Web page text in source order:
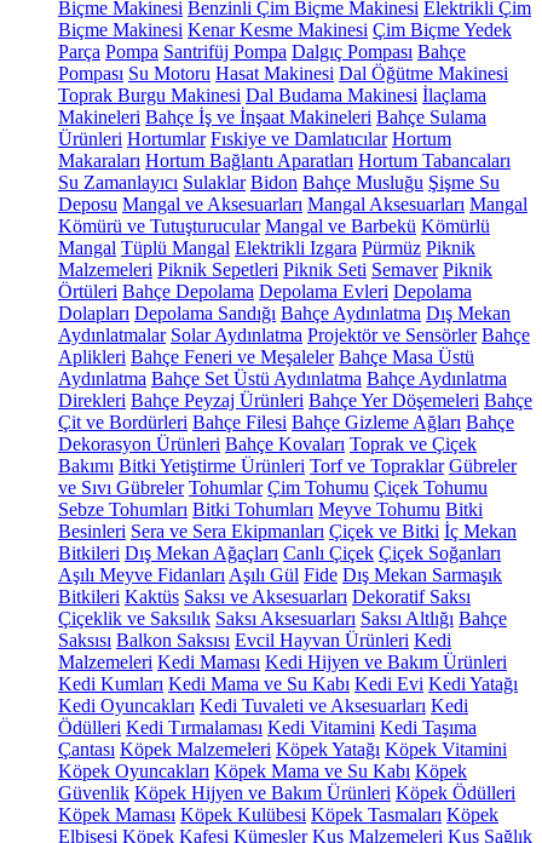
Biçme Makinesi Benzinli Çim Biçme Makinesi Elektrikli Çim
Biçme Makinesi Kenar Kesme Makinesi Çim Biçme Yedek
Parça Pompa Santrifüj Pompa Dalgıç Pompası Bahçe
Pompası Su Motoru Hasat Makinesi Dal Öğütme Makinesi
Toprak Burgu Makinesi Dal Budama Makinesi İlaçlama
Makineleri Bahçe İş ve İnşaat Makineleri Bahçe Sulama
Ürünleri Hortumlar Fıskiye ve Damlatıcılar Hortum
Makaraları Hortum Bağlantı Aparatları Hortum Tabancaları
Su Zamanlayıcı Sulaklar Bidon Bahçe Musluğu Şişme Su
Deposu Mangal ve Aksesuarları Mangal Aksesuarları Mangal
Kömürü ve Tutuşturucular Mangal ve Barbekü Kömürlü
Mangal Tüplü Mangal Elektrikli Izgara Pürmüz Piknik
Malzemeleri Piknik Sepetleri Piknik Seti Semaver Piknik
Örtüleri Bahçe Depolama Depolama Evleri Depolama
Dolapları Depolama Sandığı Bahçe Aydınlatma Dış Mekan
Aydınlatmalar Solar Aydınlatma Projektör ve Sensörler Bahçe
Aplikleri Bahçe Feneri ve Meşaleler Bahçe Masa Üstü
Aydınlatma Bahçe Set Üstü Aydınlatma Bahçe Aydınlatma
Direkleri Bahçe Peyzaj Ürünleri Bahçe Yer Döşemeleri Bahçe
Çit ve Bordürleri Bahçe Filesi Bahçe Gizleme Ağları Bahçe
Dekorasyon Ürünleri Bahçe Kovaları Toprak ve Çiçek
Bakımı Bitki Yetiştirme Ürünleri Torf ve Topraklar Gübreler
ve Sıvı Gübreler Tohumlar Çim Tohumu Çiçek Tohumu
Sebze Tohumları Bitki Tohumları Meyve Tohumu Bitki
Besinleri Sera ve Sera Ekipmanları Çiçek ve Bitki İç Mekan
Bitkileri Dış Mekan Ağaçları Canlı Çiçek Çiçek Soğanları
Aşılı Meyve Fidanları Aşılı Gül Fide Dış Mekan Sarmaşık
Bitkileri Kaktüs Saksı ve Aksesuarları Dekoratif Saksı
Çiçeklik ve Saksılık Saksı Aksesuarları Saksı Altlığı Bahçe
Saksısı Balkon Saksısı Evcil Hayvan Ürünleri Kedi
Malzemeleri Kedi Maması Kedi Hijyen ve Bakım Ürünleri
Kedi Kumları Kedi Mama ve Su Kabı Kedi Evi Kedi Yatağı
Kedi Oyuncakları Kedi Tuvaleti ve Aksesuarları Kedi
Ödülleri Kedi Tırmalaması Kedi Vitamini Kedi Taşıma
Çantası Köpek Malzemeleri Köpek Yatağı Köpek Vitamini
Köpek Oyuncakları Köpek Mama ve Su Kabı Köpek
Güvenlik Köpek Hijyen ve Bakım Ürünleri Köpek Ödülleri
Köpek Maması Köpek Kulübesi Köpek Tasmaları Köpek
Elbisesi Köpek Kafesi Kümesler Kuş Malzemeleri Kuş Sağlık